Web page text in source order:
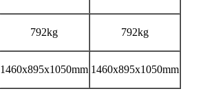
792kg 792kg
1460x895x1050mm 1460x895x1050mm